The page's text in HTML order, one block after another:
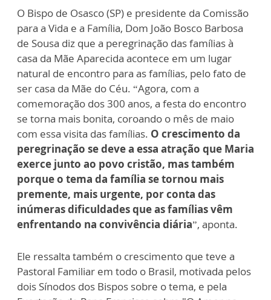
O Bispo de Osasco (SP) e presidente da Comissão
para a Vida e a Família, Dom João Bosco Barbosa
de Sousa diz que a peregrinação das famílias à
casa da Mãe Aparecida acontece em um lugar
natural de encontro para as famílias, pelo fato de
ser casa da Mãe do Céu. “Agora, com a
comemoração dos 300 anos, a festa do encontro
se torna mais bonita, coroando o mês de maio
com essa visita das famílias. O crescimento da
peregrinação se deve a essa atração que Maria
exerce junto ao povo cristão, mas também
porque o tema da família se tornou mais
premente, mais urgente, por conta das
inúmeras dificuldades que as famílias vêm
enfrentando na convivência diária”, aponta.
Ele ressalta também o crescimento que teve a
Pastoral Familiar em todo o Brasil, motivada pelos
dois Sínodos dos Bispos sobre o tema, e pela